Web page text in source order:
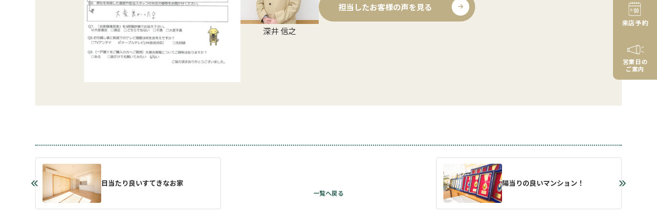
深井 信之
担当したお客様の声を見る
日当たり良いすてきなお家 陽当りの良いマンション！
来店予約
営業日の
ご案内